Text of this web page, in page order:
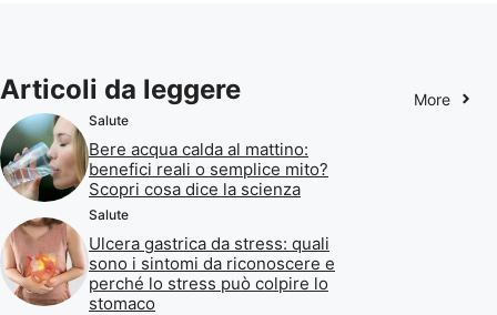
Articoli da leggere More
Salute
Bere acqua calda al mattino:
benefici reali o semplice mito?
Scopri cosa dice la scienza
Salute
Ulcera gastrica da stress: quali
sono i sintomi da riconoscere e
perché lo stress può colpire lo
stomaco